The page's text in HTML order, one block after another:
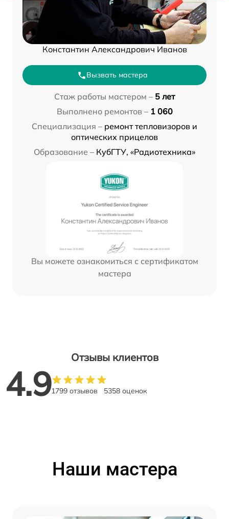
Константин Александрович Иванов
Вызвать мастера
Стаж работы мастером – 5 лет
Выполнено ремонтов – 1 060
Специализация – ремонт тепловизоров и
оптических прицелов
Образование – КубГТУ, «Радиотехника»
Вы можете ознакомиться с сертификатом
мастера
Отзывы клиентов
4.91799 отзывов 5358 оценок
Наши мастера